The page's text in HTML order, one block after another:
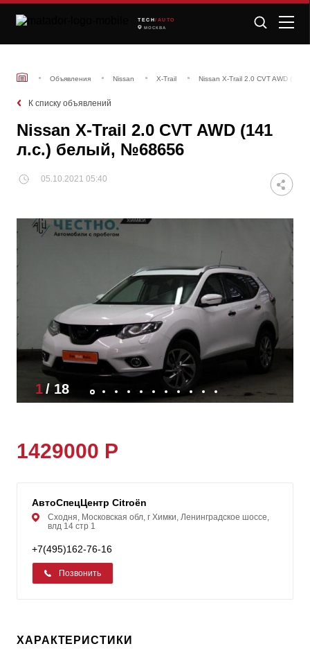
TECH /AUTO
МОСКВА
Объявления Nissan X-Trail Nissan X-Trail 2.0 CVT AWD
К списку объявлений
Nissan X-Trail 2.0 CVT AWD (141
л.с.) белый, №68656
05.10.2021 05:40
1/ 18
1429000 Р
АвтоСпецЦентр Citroën
Сходня, Московская обл, г Химки, Ленинградское шоссе,
влд 14 стр 1
+7(495)162-76-16
Позвонить
ХАРАКТЕРИСТИКИ